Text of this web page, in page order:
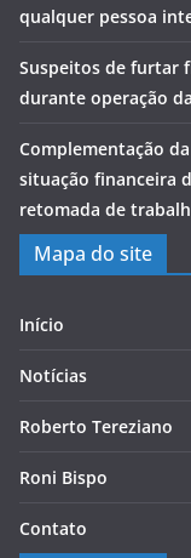
qualquer pessoa
Suspeitos de furtar
durante operação
Complementação
situação financeira
retomada de
Mapa do site
Início
Notícias
Roberto Tereziano
Roni Bispo
Contato